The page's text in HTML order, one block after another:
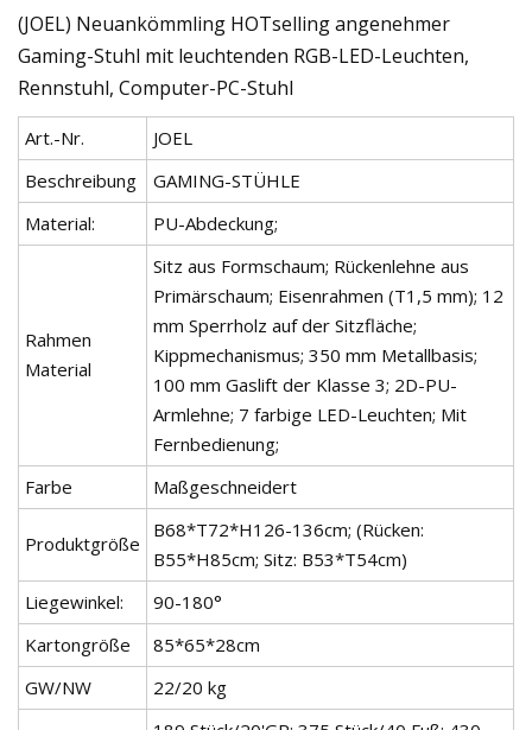
(JOEL) Neuankömmling HOTselling angenehmer
Gaming-Stuhl mit leuchtenden RGB-LED-Leuchten,
Rennstuhl, Computer-PC-Stuhl
Art.-Nr.
JOEL
Beschreibung
GAMING-STÜHLE
Material:
PU-Abdeckung;
Rahmen
Material
Sitz aus Formschaum; Rückenlehne aus
Primärschaum; Eisenrahmen (T1,5 mm); 12
mm Sperrholz auf der Sitzfläche;
Kippmechanismus; 350 mm Metallbasis;
100 mm Gaslift der Klasse 3; 2D-PU-
Armlehne; 7 farbige LED-Leuchten; Mit
Fernbedienung;
Farbe
Maßgeschneidert
Produktgröße
B68*T72*H126-136cm; (Rücken:
B55*H85cm; Sitz: B53*T54cm)
Liegewinkel:
90-180°
Kartongröße
85*65*28cm
GW/NW
22/20 kg